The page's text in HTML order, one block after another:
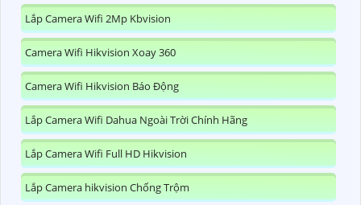
Lắp Camera Wifi 2Mp Kbvision
Camera Wifi Hikvision Xoay 360
Camera Wifi Hikvision Báo Động
Lắp Camera Wifi Dahua Ngoài Trời Chính Hãng
Lắp Camera Wifi Full HD Hikvision
Lắp Camera hikvision Chống Trộm